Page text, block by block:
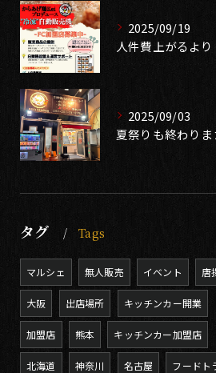
2025/09/19
2025/09/03
タグ Tags
マルシェ 無人販売 イベント 唐
大阪 出店場所 キッチンカー開業
加盟店 熊本 キッチンカー加盟店
北海道 神奈川 名古屋 フードト